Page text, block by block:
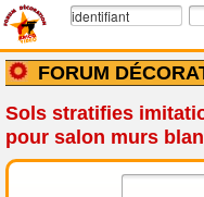
FORUM
Sols stratifies
pour salon murs